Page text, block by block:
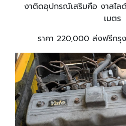
งาติดอุปกรณ์เสริมคือ งาสไล
เมตร
ราคา 220,000 ส่งฟรีกรุ